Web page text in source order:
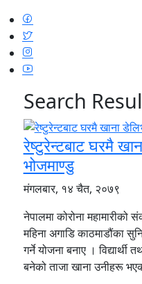
Search
रेष्टुरेन्टबाट घरमै
भोजमाण्डु
मंगलबार, १४ चैत, २०७९
नेपालमा कोरोना
महिना अगाडि काठमाडौंका
गर्ने योजना बनाए । विद्यार्थी
बनेको ताजा खाना उनीहरू